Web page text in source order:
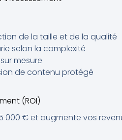
de la taille et de la qualité
selon la complexité
mesure
de contenu protégé
(ROI)
000 € et augmente vos